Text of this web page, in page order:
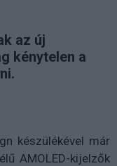
az új
kénytelen a
készülékével már
AMOLED-kijelzők